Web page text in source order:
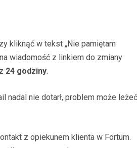
kliknąć w tekst „Nie pamiętam
wiadomość z linkiem do zmiany
24 godziny.
nadal nie dotarł, problem może leżeć
z opiekunem klienta w Fortum.